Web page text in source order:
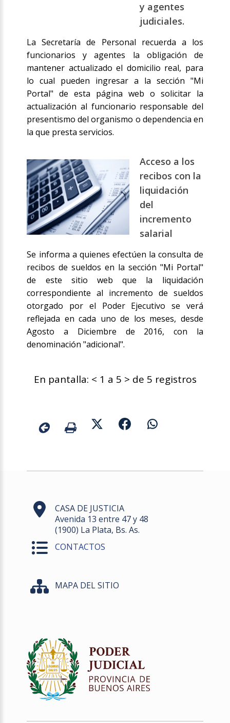
y agentes
judiciales.
La Secretaría de Personal recuerda a los
funcionarios y agentes la obligación de
mantener actualizado el domicilio real, para
lo cual pueden ingresar a la sección "Mi
Portal" de esta página web o solicitar la
actualización al funcionario responsable del
presentismo del organismo o dependencia en
la que presta servicios.
Acceso a los
recibos con la
liquidación
del
incremento
salarial
Se informa a quienes efectúen la consulta de
recibos de sueldos en la sección "Mi Portal"
de este sitio web que la liquidación
correspondiente al incremento de sueldos
otorgado por el Poder Ejecutivo se verá
reflejada en cada uno de los meses, desde
Agosto a Diciembre de 2016, con la
denominación "adicional".
En pantalla: < 1 a 5 > de 5 registros
CASA DE JUSTICIA
Avenida 13 entre 47 y 48
(1900) La Plata, Bs. As.
CONTACTOS
MAPA DEL SITIO